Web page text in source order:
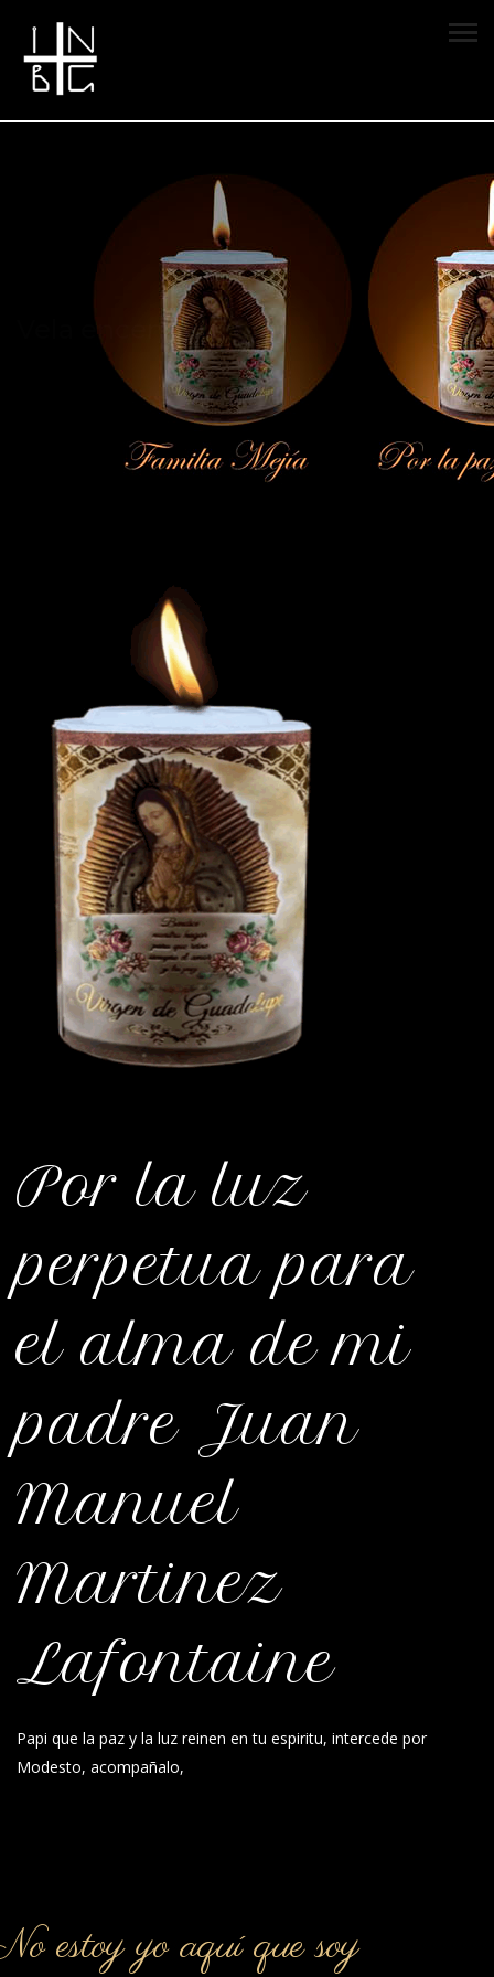
Vela encendida
Por la luz
perpetua para
el alma de mi
padre Juan
Manuel
Martinez
Lafontaine
Papi que la paz y la luz reinen en tu espiritu, intercede por
Modesto, acompañalo,
estoy yo aquí que soy